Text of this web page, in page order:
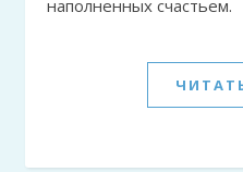
наполненных счастьем.